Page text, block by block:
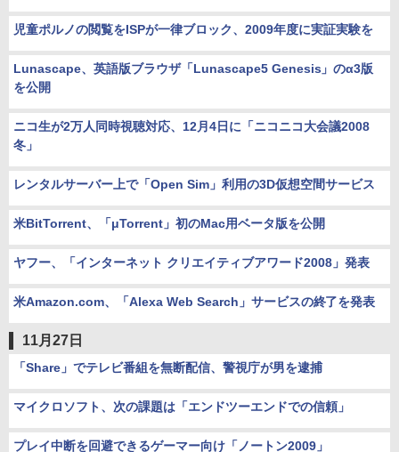
児童ポルノの閲覧をISPが一律ブロック、2009年度に実証実験を
Lunascape、英語版ブラウザ「Lunascape5 Genesis」のα3版
を公開
ニコ生が2万人同時視聴対応、12月4日に「ニコニコ大会議2008
冬」
レンタルサーバー上で「Open Sim」利用の3D仮想空間サービス
米BitTorrent、「μTorrent」初のMac用ベータ版を公開
ヤフー、「インターネット クリエイティブアワード2008」発表
米Amazon.com、「Alexa Web Search」サービスの終了を発表
11月27日
「Share」でテレビ番組を無断配信、警視庁が男を逮捕
マイクロソフト、次の課題は「エンドツーエンドでの信頼」
プレイ中断を回避できるゲーマー向け「ノートン2009」